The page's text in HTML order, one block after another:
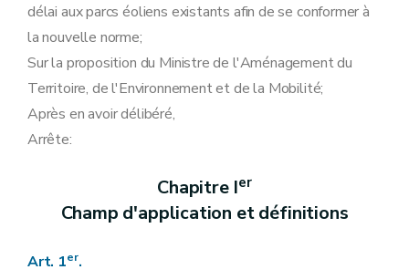
délai aux parcs éoliens existants afin de se conformer à
la nouvelle norme;
Sur la proposition du Ministre de l'Aménagement du
Territoire, de l'Environnement et de la Mobilité;
Après en avoir délibéré,
Arrête:
Chapitre Ier
Champ d'application et définitions
Art. 1er.